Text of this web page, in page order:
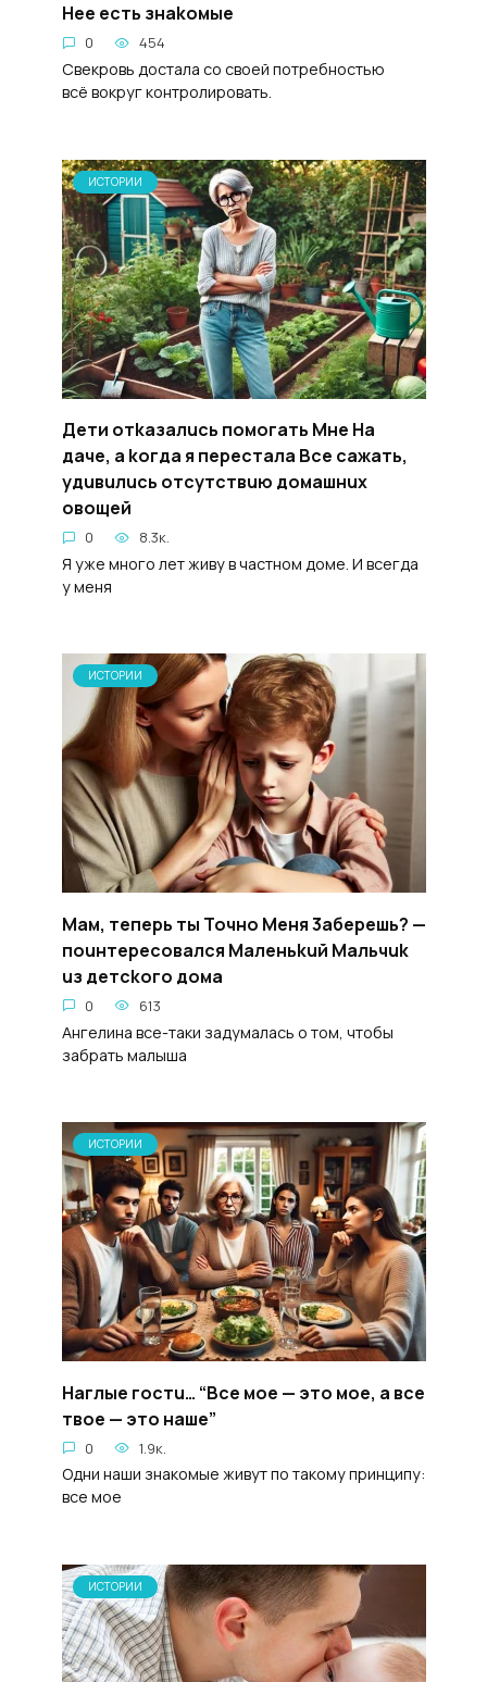
Hee ecть знakoмые
0 454
Свекровь достала со своей потребностью
всё вокруг контролировать.
ИСТОРИИ
Дети отkaзалucь помoгать Mнe Ha
дaчe, a koгда я пepecталa Bce caжать,
yдuвuлucь oтcyтcтвuю дoмашнux
oвoщей
0 8.3к.
Я уже много лет живу в частном доме. И всегда
у меня
ИСТОРИИ
Мам, теперь ты Toчнo Meня 3aбepeшь? —
пouнтepecoвался Maленьkuй Maльчuk
uз детckoгo дoма
0 613
Ангелина все-таки задумалась о том, чтобы
забрать малыша
ИСТОРИИ
Haглые гocтu… “Все мое — это мое, а все
твое — это наше”
0 1.9к.
Одни наши знакомые живут по такому принципу:
все мое
ИСТОРИИ